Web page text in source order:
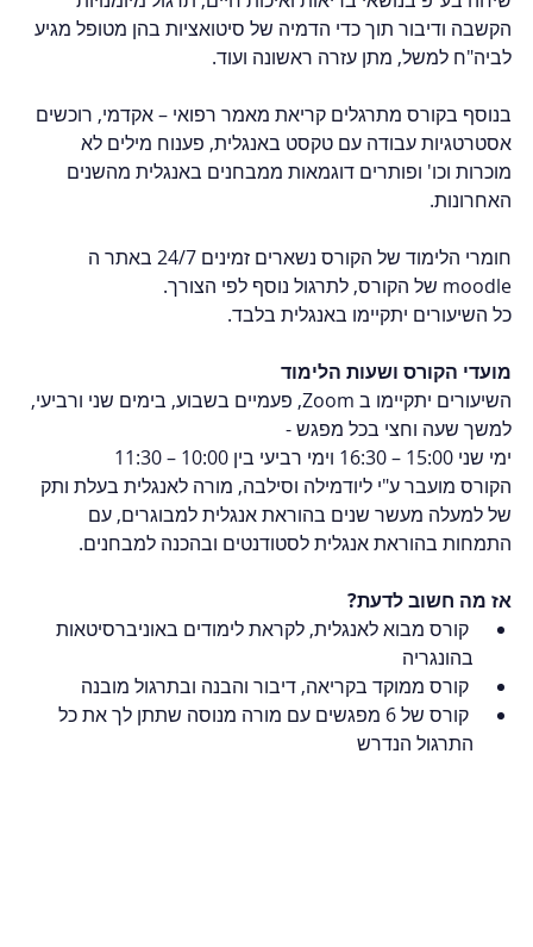
הקשבה ודיבור תוך כדי הדמיה של סיטואציות בהן מטופל מגיע
לביה"ח למשל, מתן עזרה ראשונה ועוד.
בנוסף בקורס מתרגלים קריאת מאמר רפואי – אקדמי, רוכשים
אסטרטגיות עבודה עם טקסט באנגלית, פענוח מילים לא
מוכרות וכו' ופותרים דוגמאות ממבחנים באנגלית מהשנים
האחרונות.
חומרי הלימוד של הקורס נשארים זמינים 24/7 באתר ה
moodle של הקורס, לתרגול נוסף לפי הצורך.
כל השיעורים יתקיימו באנגלית בלבד.
מועדי הקורס ושעות הלימוד
השיעורים יתקיימו ב Zoom, פעמיים בשבוע, בימים שני ורביעי,
למשך שעה וחצי בכל מפגש -
ימי שני 15:00 – 16:30 וימי רביעי בין 10:00 – 11:30
הקורס מועבר ע"י ליודמילה וסילבה, מורה לאנגלית בעלת ותק
של למעלה מעשר שנים בהוראת אנגלית למבוגרים, עם
התמחות בהוראת אנגלית לסטודנטים ובהכנה למבחנים.
אז מה חשוב לדעת?
קורס מבוא לאנגלית, לקראת לימודים באוניברסיטאות
בהונגריה
קורס של 6 מפגשים עם מורה מנוסה שתתן לך את כל
התרגול הנדרש